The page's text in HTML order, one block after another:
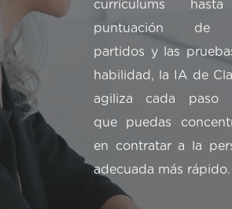
currículums
puntuación de
partidos y las
habilidad, la IA de
agiliza cada paso
que puedas
en contratar a la
adecuada más rápido.